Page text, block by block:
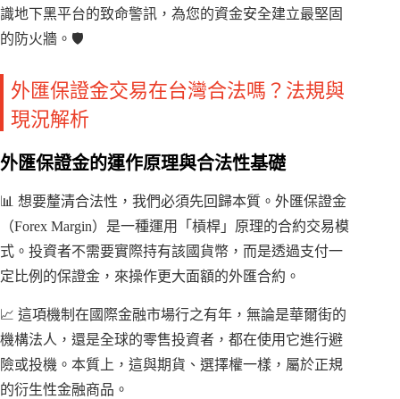
識地下黑平台的致命警訊，為您的資金安全建立最堅固
的防火牆。🛡️
外匯保證金交易在台灣合法嗎？法規與
現況解析
外匯保證金的運作原理與合法性基礎
📊 想要釐清合法性，我們必須先回歸本質。外匯保證金
（Forex Margin）是一種運用「槓桿」原理的合約交易模
式。投資者不需要實際持有該國貨幣，而是透過支付一
定比例的保證金，來操作更大面額的外匯合約。
📈 這項機制在國際金融市場行之有年，無論是華爾街的
機構法人，還是全球的零售投資者，都在使用它進行避
險或投機。本質上，這與期貨、選擇權一樣，屬於正規
的衍生性金融商品。